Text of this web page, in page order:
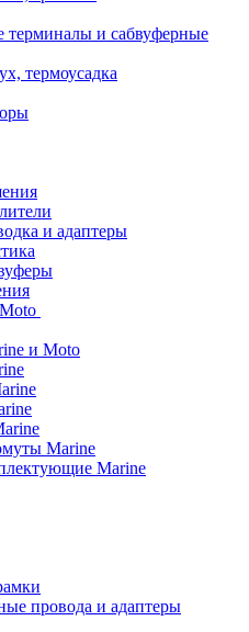
терминалы и сабвуферные
термоусадка
и адаптеры
и Moto
Marine
Marine
провода и адаптеры